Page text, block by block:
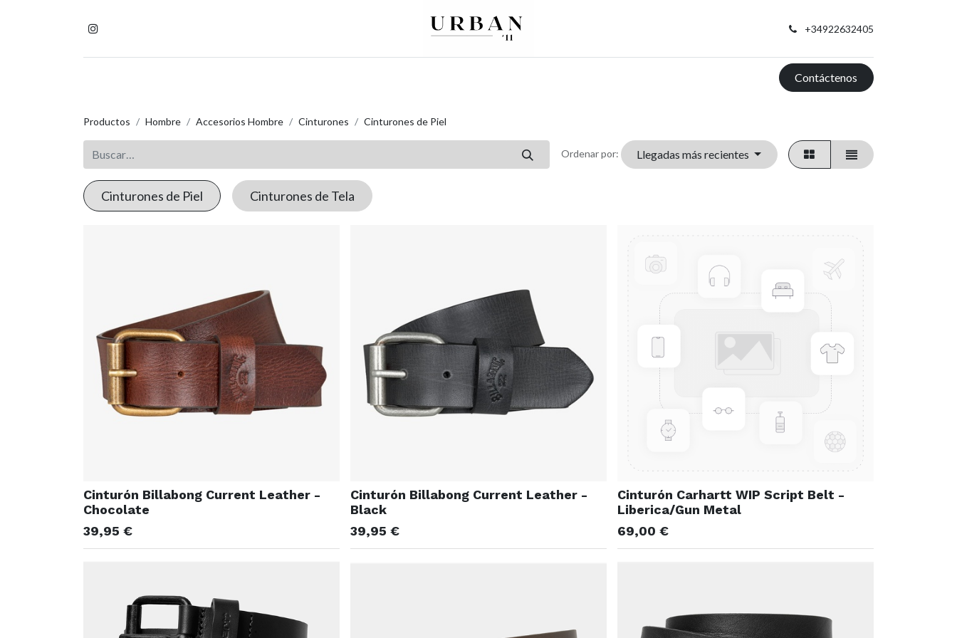
+34922632405
Contáctenos
Productos Hombre Accesorios Hombre Cinturones Cinturones de Piel
Ordenar por: Llegadas más recientes
Cinturones de Piel Cinturones de Tela
Cinturón Billabong Current Leather -
Chocolate
39,95 €
Cinturón Billabong Current Leather -
Black
39,95 €
Cinturón Carhartt WIP Script Belt -
Liberica/Gun Metal
69,00 €